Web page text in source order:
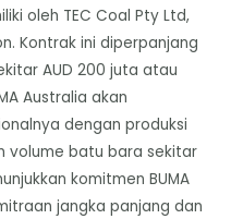
oleh TEC Coal Pty Ltd,
Kontrak ini diperpanjang
AUD 200 juta atau
Australia akan
dengan produksi
volume batu bara sekitar
komitmen BUMA
jangka panjang dan